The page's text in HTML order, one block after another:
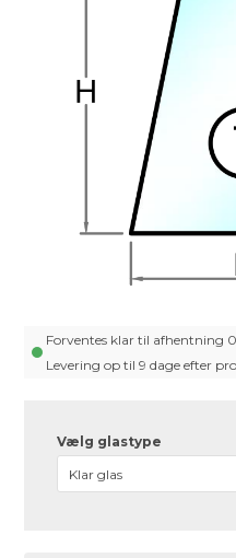
Forventes klar til afhentning
Levering op til 9 dage efter
Vælg glastype